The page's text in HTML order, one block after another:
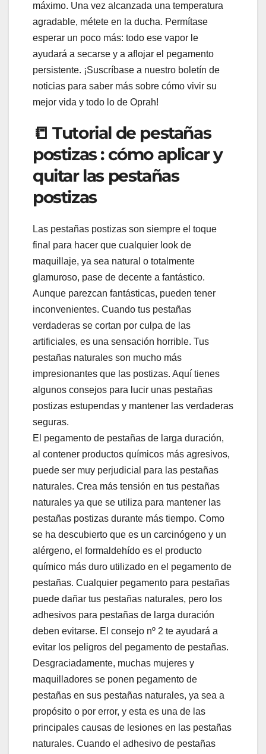
máximo. Una vez alcanzada una temperatura
agradable, métete en la ducha. Permítase
esperar un poco más: todo ese vapor le
ayudará a secarse y a aflojar el pegamento
persistente. ¡Suscríbase a nuestro boletín de
noticias para saber más sobre cómo vivir su
mejor vida y todo lo de Oprah!
📒 Tutorial de pestañas
postizas : cómo aplicar y
quitar las pestañas
postizas
Las pestañas postizas son siempre el toque
final para hacer que cualquier look de
maquillaje, ya sea natural o totalmente
glamuroso, pase de decente a fantástico.
Aunque parezcan fantásticas, pueden tener
inconvenientes. Cuando tus pestañas
verdaderas se cortan por culpa de las
artificiales, es una sensación horrible. Tus
pestañas naturales son mucho más
impresionantes que las postizas. Aquí tienes
algunos consejos para lucir unas pestañas
postizas estupendas y mantener las verdaderas
seguras.
El pegamento de pestañas de larga duración,
al contener productos químicos más agresivos,
puede ser muy perjudicial para las pestañas
naturales. Crea más tensión en tus pestañas
naturales ya que se utiliza para mantener las
pestañas postizas durante más tiempo. Como
se ha descubierto que es un carcinógeno y un
alérgeno, el formaldehído es el producto
químico más duro utilizado en el pegamento de
pestañas. Cualquier pegamento para pestañas
puede dañar tus pestañas naturales, pero los
adhesivos para pestañas de larga duración
deben evitarse. El consejo nº 2 te ayudará a
evitar los peligros del pegamento de pestañas.
Desgraciadamente, muchas mujeres y
maquilladores se ponen pegamento de
pestañas en sus pestañas naturales, ya sea a
propósito o por error, y esta es una de las
principales causas de lesiones en las pestañas
naturales. Cuando el adhesivo de pestañas